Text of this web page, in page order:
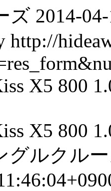
2014-
http://
X5 800
X5 800
グルクル